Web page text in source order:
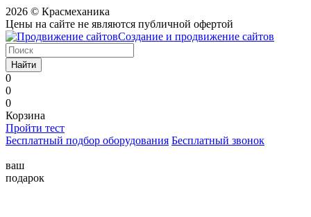
2026 © Красмеханика
Цены на сайте не являются публичной офертой
Создание и продвижение сайтов
Найти
0
0
0
Корзина
Пройти тест
Бесплатный подбор оборудования Бесплатный звонок
ваш
подарок